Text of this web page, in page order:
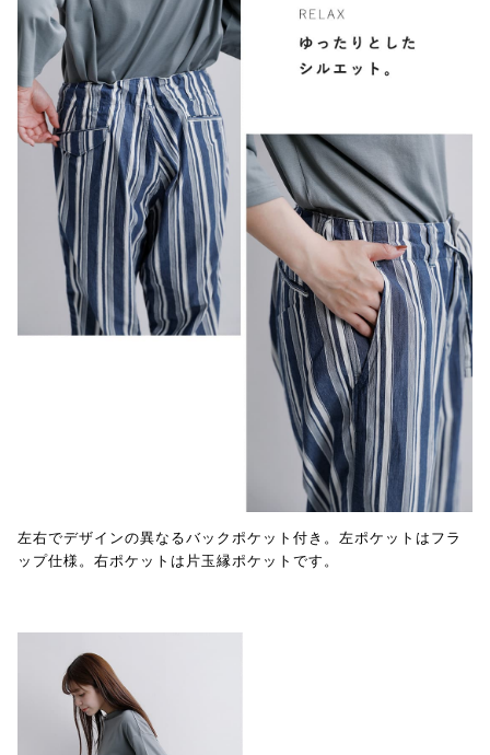
左右でデザインの異なるバックポケット付き。左ポケットはフラ
ップ仕様。右ポケットは片玉縁ポケットです。